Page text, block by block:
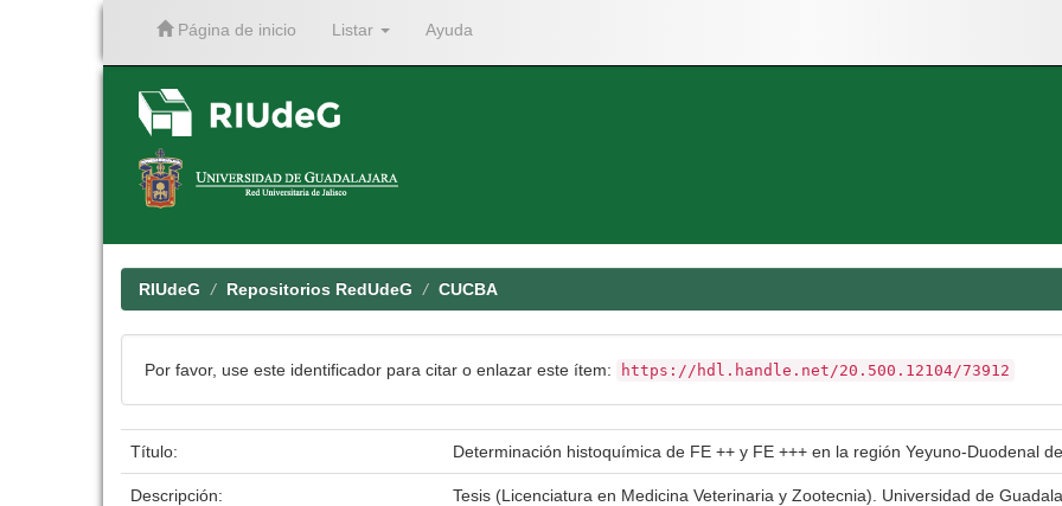
Página de inicio Listar Ayuda
RIUdeG Repositorios RedUdeG CUCBA
Por favor, use este identificador para citar o enlazar este ítem: https://hdl.handle.net/20.500.12104/73912
Título: Determinación histoquímica de FE ++ y FE +++ en la región Yeyuno-Duodenal
Descripción: Tesis (Licenciatura en Medicina Veterinaria y Zootecnia). Universidad de